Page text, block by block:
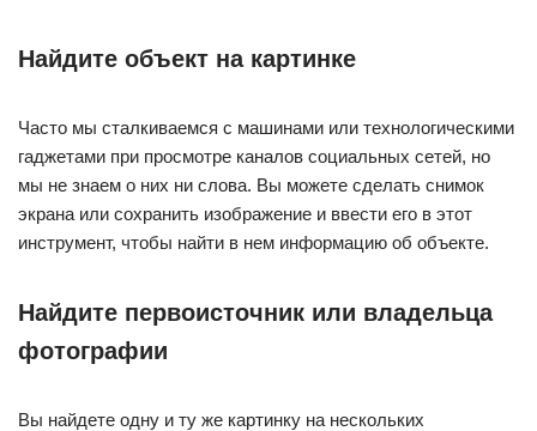
Найдите объект на картинке
Часто мы сталкиваемся с машинами или технологическими
гаджетами при просмотре каналов социальных сетей, но
мы не знаем о них ни слова. Вы можете сделать снимок
экрана или сохранить изображение и ввести его в этот
инструмент, чтобы найти в нем информацию об объекте.
Найдите первоисточник или владельца
фотографии
Вы найдете одну и ту же картинку на нескольких